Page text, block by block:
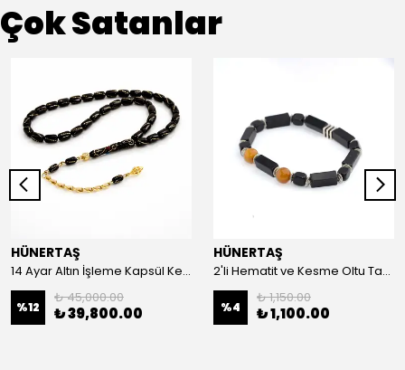
Çok Satanlar
HÜNERTAŞ
14 Ayar Altın İşleme Kapsül Kesim Oltu Taşı Tespih
%12
₺ 45,000.00
₺ 39,800.00
HÜNERTAŞ
2'li Hematit ve Kesme Oltu Taşı Bileklik
%4
₺ 1,150.00
₺ 1,100.00